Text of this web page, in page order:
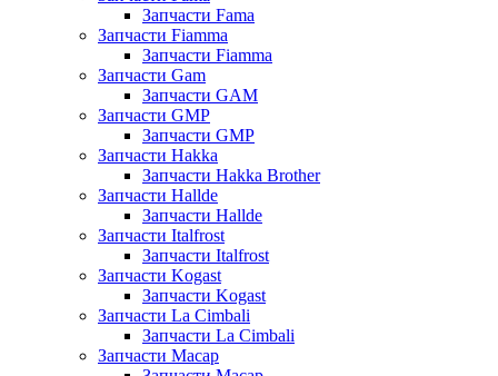
Запчасти Fama
Запчасти Fiamma
Запчасти Fiamma
Запчасти Gam
Запчасти GAM
Запчасти GMP
Запчасти GMP
Запчасти Hakka
Запчасти Hakka Brother
Запчасти Hallde
Запчасти Hallde
Запчасти Italfrost
Запчасти Italfrost
Запчасти Kogast
Запчасти Kogast
Запчасти La Cimbali
Запчасти La Cimbali
Запчасти Macap